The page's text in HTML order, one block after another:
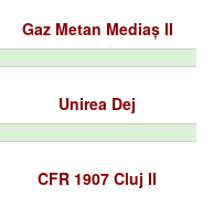
Gaz Metan Mediaș II
Unirea Dej
CFR 1907 Cluj II